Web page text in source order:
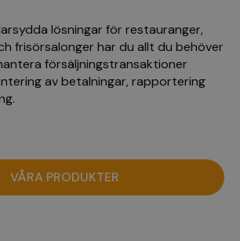
lösningar för restauranger,
frisörsalonger har du allt du behöver
försäljningstransaktioner
av betalningar, rapportering
VÅRA PRODUKTER